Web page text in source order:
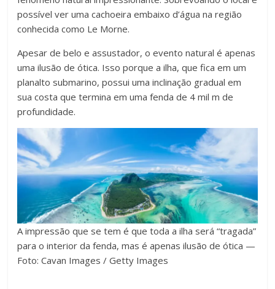
possível ver uma cachoeira embaixo d’água na região
conhecida como Le Morne.
Apesar de belo e assustador, o evento natural é apenas
uma ilusão de ótica. Isso porque a ilha, que fica em um
planalto submarino, possui uma inclinação gradual em
sua costa que termina em uma fenda de 4 mil m de
profundidade.
A impressão que se tem é que toda a ilha será “tragada”
para o interior da fenda, mas é apenas ilusão de ótica —
Foto: Cavan Images / Getty Images